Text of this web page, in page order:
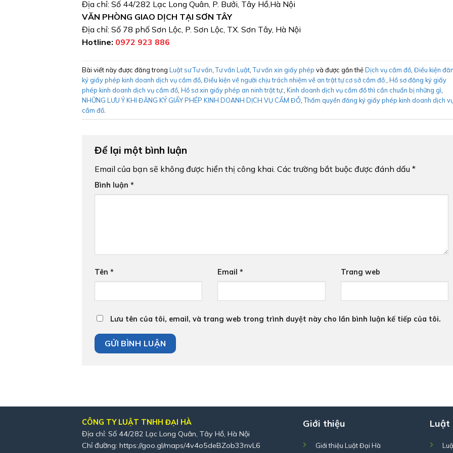
Địa chỉ: Số 44/282 Lạc Long Quân, P. Bưởi, Tây Hồ,Hà Nội
VĂN PHÒNG GIAO DỊCH TẠI SƠN TÂY
Địa chỉ: Số 78 phố Sơn Lộc, P. Sơn Lộc, TX. Sơn Tây, Hà Nội
Hotline: 0972 923 886
Bài viết này được đăng trong Luật sư Tư vấn ,Tư vấn Luật ,Tư vấn xin giấy phép và được gắn thẻDịch vụ cầm đồ Điều kiện
ký giấy phép kinh doanh dịch vụ cầm đồ Điều kiện về người chịu trách nhiệm về an trật tự cơ sở cầm đồ: Hồ sơ đăng ký giấy
phép kinh doanh dịch vụ cầm đồ Hồ sơ xin giấy phép an ninh trật tự: Kinh doanh dịch vụ cầm đồ thì cần chuẩn bị những gì
NHỮNG LƯU Ý KHI ĐĂNG KÝ GIẤY PHÉP KINH DOANH DỊCH VỤ CẦM ĐỒ ,Thẩm quyền đăng ký giấy phép kinh doanh dịch
cầm đồ
Để lại một bình luận
Email của bạn sẽ không được hiển thị công khai. Các trường bắt buộc được đánh dấu *
Bình luận *
Tên * Email* Trang web
Lưu tên của tôi, email, và trang web trong trình duyệt này cho lần bình luận kế tiếp của tôi.
CÔNG TY LUẬT TNHH ĐẠI HÀ
Địa chỉ: Số 44/282 Lạc Long Quân, Tây Hồ, Hà Nội
Chỉ đường: https://goo.gl/maps/4v4o5deBZob33nvL6
Giới thiệu
Giới thiệu Luật Đại Hà
Luật